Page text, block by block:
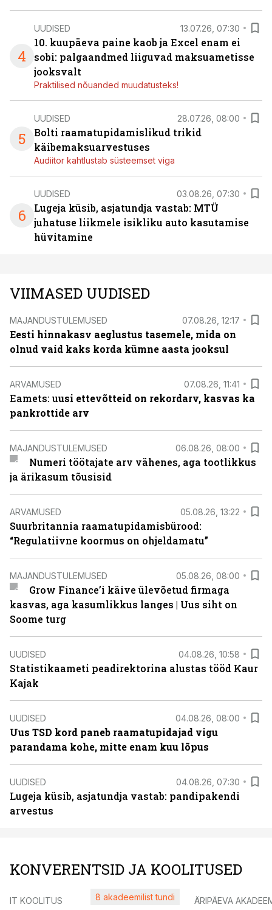
4
UUDISED 13.07.26, 07:30
10. kuupäeva paine kaob ja Excel enam ei
sobi: palgaandmed liiguvad maksuametisse
jooksvalt
Praktilised nõuanded muudatusteks!
5
UUDISED 28.07.26, 08:00
Bolti raamatupidamislikud trikid
käibemaksuarvestuses
Audiitor kahtlustab süsteemset viga
6
UUDISED 03.08.26, 07:30
Lugeja küsib, asjatundja vastab: MTÜ
juhatuse liikmele isikliku auto kasutamise
hüvitamine
VIIMASED UUDISED
MAJANDUSTULEMUSED 07.08.26, 12:17
Eesti hinnakasv aeglustus tasemele, mida on
olnud vaid kaks korda kümne aasta jooksul
ARVAMUSED 07.08.26, 11:41
Eamets: uusi ettevõtteid on rekordarv, kasvas ka
pankrottide arv
MAJANDUSTULEMUSED 06.08.26, 08:00
Numeri töötajate arv vähenes, aga tootlikkus
ja ärikasum tõusisid
ARVAMUSED 05.08.26, 13:22
Suurbritannia raamatupidamisbürood:
“Regulatiivne koormus on ohjeldamatu”
MAJANDUSTULEMUSED 05.08.26, 08:00
Grow Finance’i käive ülevõetud firmaga
kasvas, aga kasumlikkus langes | Uus siht on
Soome turg
UUDISED 04.08.26, 10:58
Statistikaameti peadirektorina alustas tööd Kaur
Kajak
UUDISED 04.08.26, 08:00
Uus TSD kord paneb raamatupidajad vigu
parandama kohe, mitte enam kuu lõpus
UUDISED 04.08.26, 07:30
Lugeja küsib, asjatundja vastab: pandipakendi
arvestus
KONVERENTSID JA KOOLITUSED
IT KOOLITUS 8 akadeemilist tundi ÄRIPÄEVA